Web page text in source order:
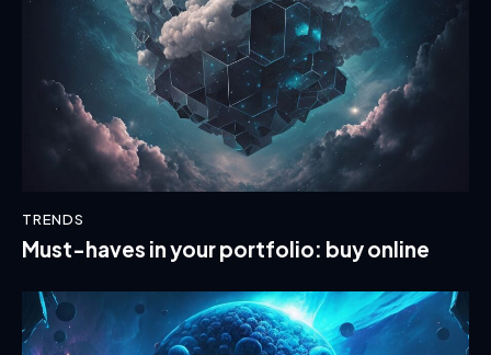
TRENDS
Must-haves in your portfolio: buy online